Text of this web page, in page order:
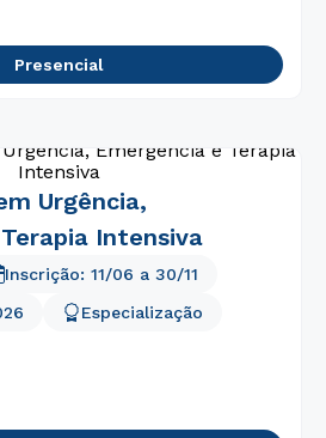
Presencial
Urgência,
Intensiva
Especialização
Inscrição: 11/06 a 30/11